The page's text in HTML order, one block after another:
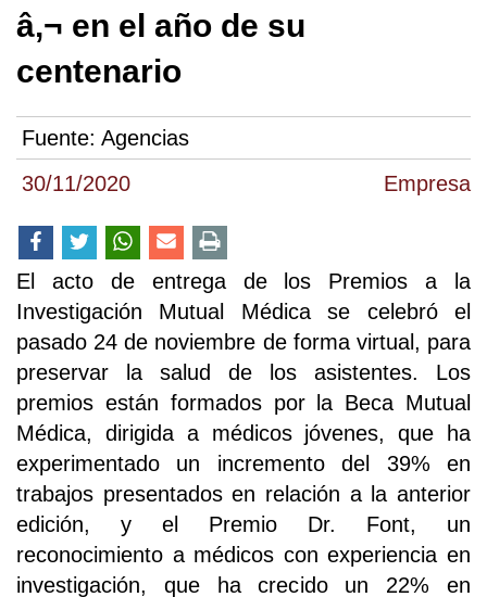
30/11/2020 Empresa
â‚¬ en el año de su
centenario
Fuente: Agencias
El acto de entrega de los Premios a la
Investigación Mutual Médica se celebró el
pasado 24 de noviembre de forma virtual, para
preservar la salud de los asistentes. Los
premios están formados por la Beca Mutual
Médica, dirigida a médicos jóvenes, que ha
experimentado un incremento del 39% en
trabajos presentados en relación a la anterior
edición, y el Premio Dr. Font, un
reconocimiento a médicos con experiencia en
investigación, que ha crecido un 22% en